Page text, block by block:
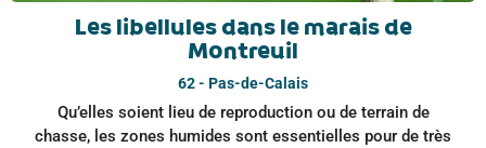
Les libellules dans le marais de
Montreuil
62 - Pas-de-Calais
Qu’elles soient lieu de reproduction ou de terrain de
chasse, les zones humides sont essentielles pour de très